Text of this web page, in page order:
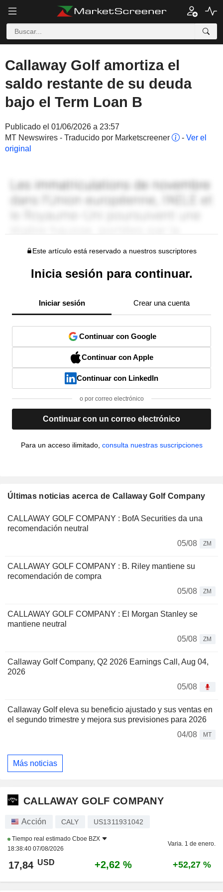
Callaway Golf amortiza el
saldo restante de su deuda
bajo el Term Loan B
Publicado el 01/06/2026 a 23:57
MT Newswires - Traducido por Marketscreener
- Ver el
original
Este artículo está reservado a nuestros suscriptores
Inicia sesión para continuar.
Iniciar sesión Crear una cuenta
Continuar con Google
Continuar con Apple
Continuar con LinkedIn
o por correo electrónico
Continuar con un correo electrónico
Para un acceso ilimitado, consulta nuestras suscripciones
Últimas noticias acerca de Callaway Golf Company
CALLAWAY GOLF COMPANY : BofA Securities da una
recomendación neutral
05/08
ZM
CALLAWAY GOLF COMPANY : B. Riley mantiene su
recomendación de compra
05/08
ZM
CALLAWAY GOLF COMPANY : El Morgan Stanley se
mantiene neutral
05/08
ZM
Callaway Golf Company, Q2 2026 Earnings Call, Aug 04,
2026
05/08
Callaway Golf eleva su beneficio ajustado y sus ventas en
el segundo trimestre y mejora sus previsiones para 2026
04/08
MT
Más noticias
CALLAWAY GOLF COMPANY
Acción CALY US1311931042
Tiempo real estimado Cboe BZX
18:38:40 07/08/2026
Varia. 1 de enero.
17,84 USD +2,62 % +52,27 %